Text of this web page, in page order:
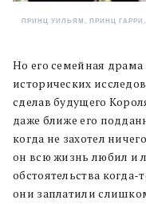
ПРИНЦ УИЛЬЯМ, ПРИНЦ
Но его семейная
исторических
сделав будущего
даже ближе его
когда не захотел
он всю жизнь любил и
обстоятельства
они заплатили